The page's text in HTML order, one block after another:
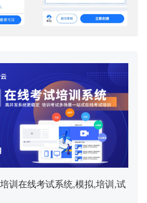
训在线考试系统,模拟,培训,试